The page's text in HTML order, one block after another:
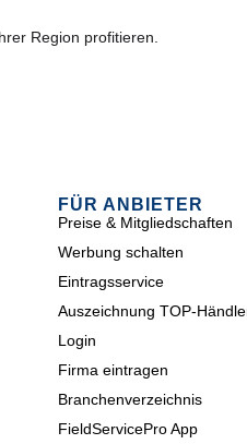
Region profitieren.
FÜR ANBIETER
Preise & Mitgliedschaften
Werbung schalten
Eintragsservice
Auszeichnung TOP-
Login
Firma eintragen
Branchenverzeichnis
FieldServicePro App